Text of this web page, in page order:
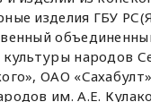
изделия ГБУ
культуры народов
ОАО
им. А.Е.